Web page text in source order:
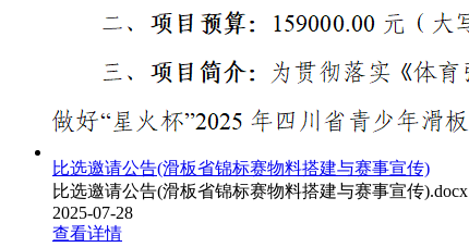
比选邀请公告(滑板省锦标赛物料搭建与赛事宣传)
比选邀请公告(滑板省锦标赛物料搭建与赛事宣传).docx
2025-07-28
查看详情